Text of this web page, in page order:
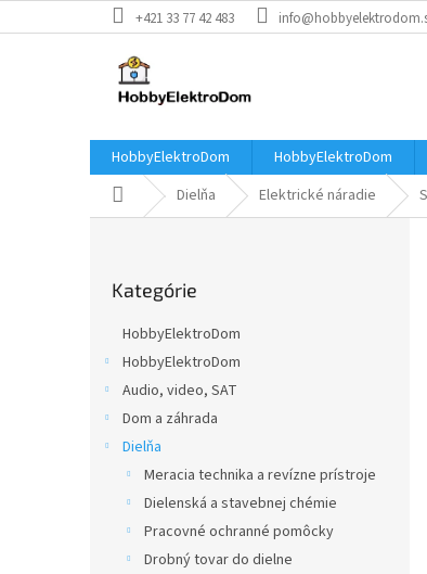
na
+421 33 77 42 483
HobbyElektroDom HobbyElektroDom
DomovDielňa Elektrické náradie
kategórie
Kategórie
HobbyElektroDom
HobbyElektroDom
Audio, video, SAT
Dom a záhrada
Dielňa
Meracia technika a revízne prístroje
Dielenská a stavebnej chémie
Pracovné ochranné pomôcky
Drobný tovar do dielne